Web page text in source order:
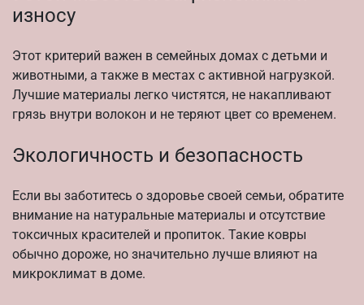
износу
Этот критерий важен в семейных домах с детьми и
животными, а также в местах с активной нагрузкой.
Лучшие материалы легко чистятся, не накапливают
грязь внутри волокон и не теряют цвет со временем.
Экологичность и безопасность
Если вы заботитесь о здоровье своей семьи, обратите
внимание на натуральные материалы и отсутствие
токсичных красителей и пропиток. Такие ковры
обычно дороже, но значительно лучше влияют на
микроклимат в доме.